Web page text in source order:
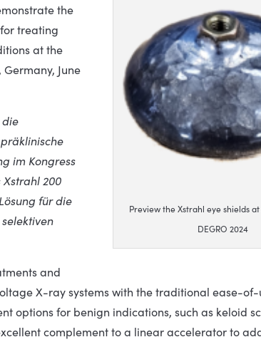
Preview the Xstrahl eye shields
DEGRO 2024
the
treating
at the
June
die
im Kongress
Xstrahl 200
für die
and
X-ray systems with the traditional ease-of-
options for benign indications, such as keloid
complement to a linear accelerator to